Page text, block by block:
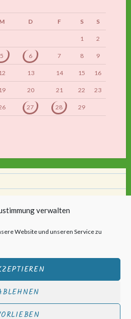
verwalten
Website und unseren Service zu
M D F S S
1 2
5 6 7 8 9
13 14 15 16
20 21 22 23
27 28 29
| Theme: Scratchpad von